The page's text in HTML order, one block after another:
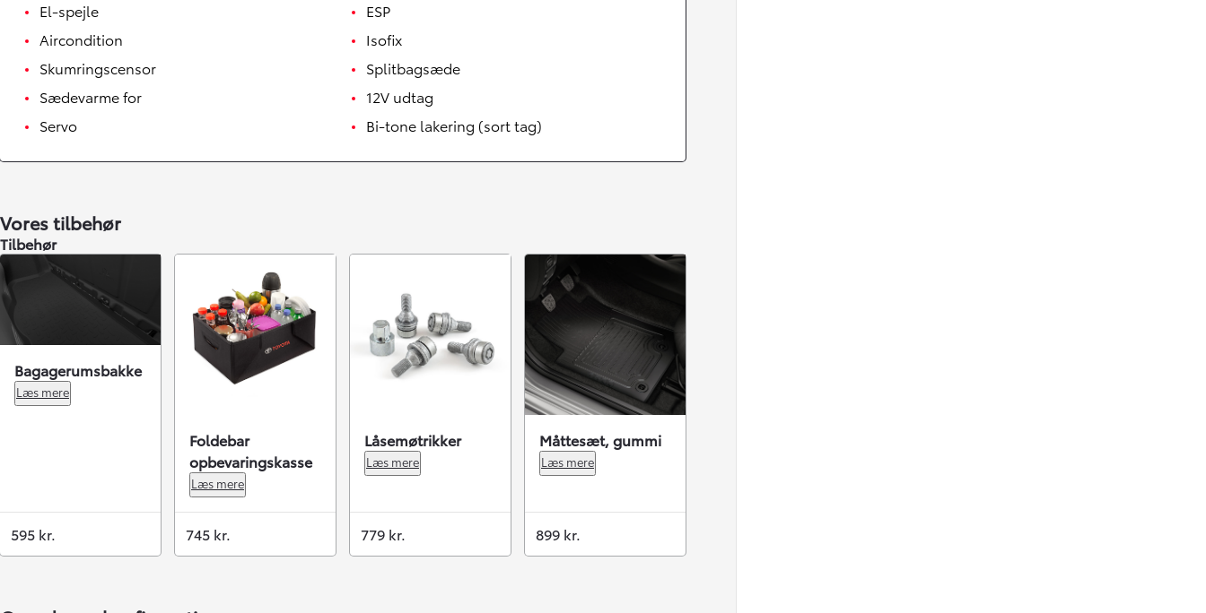
HYBRID
El-spejle
Aircondition
Skumringscensor
Sædevarme for
Servo
ESP
Isofix
Splitbagsæde
12V udtag
Bi-tone lakering (sort tag)
Vores tilbehør
Tilbehør
Bagagerumsbakke
Læs mere
595 kr.
Foldebar
opbevaringskasse
Læs mere
745 kr.
Låsemøtrikker
Læs mere
779 kr.
Måttesæt, gummi
Læs mere
899 kr.